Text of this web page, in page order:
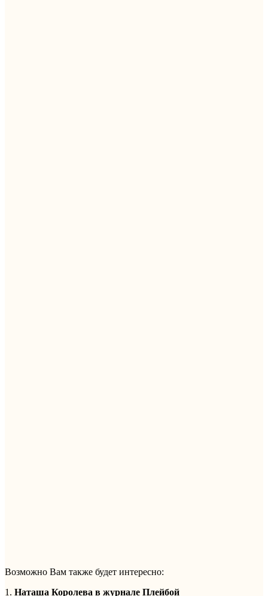
Возможно Вам также будет интересно:
1. Наташа Королева в журнале Плейбой